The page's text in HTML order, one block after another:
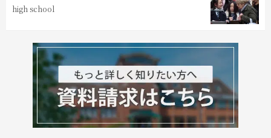
high school